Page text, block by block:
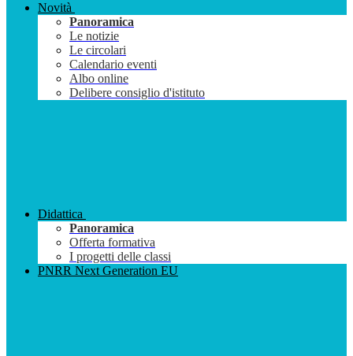
Novità
Panoramica
Le notizie
Le circolari
Calendario eventi
Albo online
Delibere consiglio d'istituto
Didattica
Panoramica
Offerta formativa
I progetti delle classi
PNRR Next Generation EU